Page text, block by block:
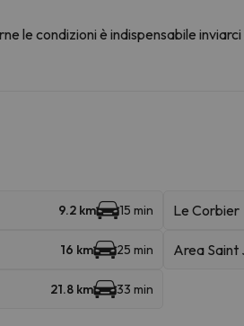
le condizioni è indispensabile
9.2 km 15 min Le Corbier
16 km 25 min Area Saint
21.8 km 33 min